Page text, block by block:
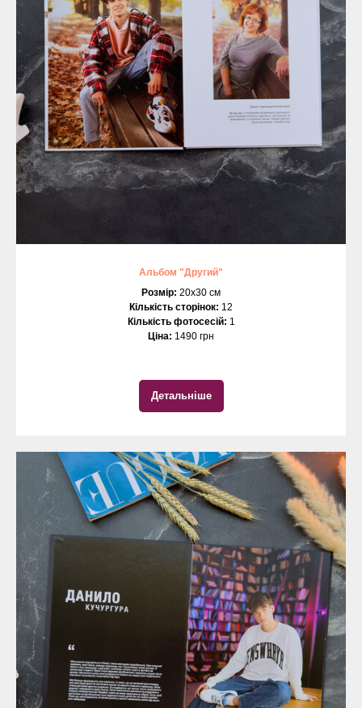
Альбом "Другий"
Розмір: 20х30 см
Кількість сторінок: 12
Кількість фотосесій: 1
Ціна: 1490 грн
Детальніше